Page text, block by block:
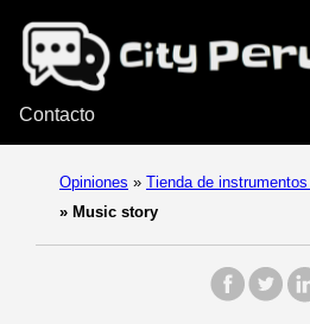
Contacto
Opiniones » Tienda de
» Music story